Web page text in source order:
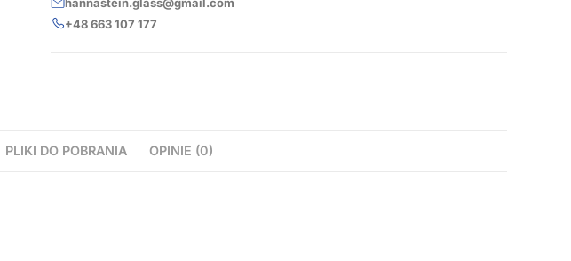
+48 663 107 177
PLIKI DO POBRANIA OPINIE (0)